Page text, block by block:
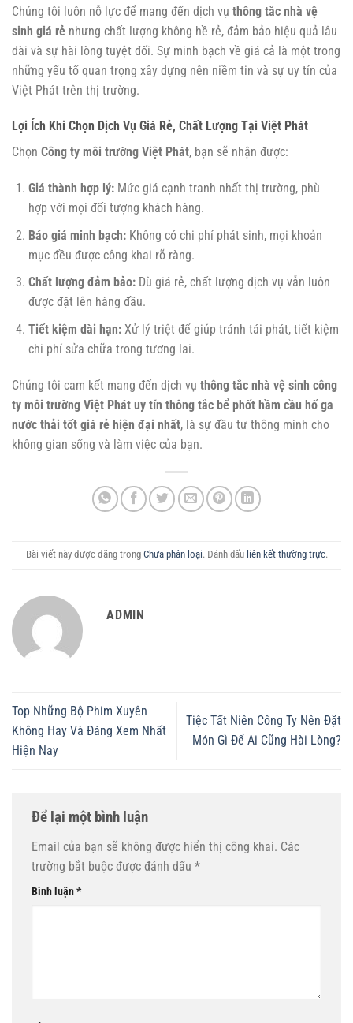
Chúng tôi luôn nỗ lực để mang đến dịch vụ thông tắc nhà vệ
sinh giá rẻ nhưng chất lượng không hề rẻ, đảm bảo hiệu quả lâu
dài và sự hài lòng tuyệt đối. Sự minh bạch về giá cả là một trong
những yếu tố quan trọng xây dựng nên niềm tin và sự uy tín của
Việt Phát trên thị trường.
Lợi Ích Khi Chọn Dịch Vụ Giá Rẻ, Chất Lượng Tại Việt Phát
Chọn Công ty môi trường Việt Phát, bạn sẽ nhận được:
Giá thành hợp lý:Mức giá cạnh tranh nhất thị trường, phù
hợp với mọi đối tượng khách hàng.
Báo giá minh bạch:Không có chi phí phát sinh, mọi khoản
mục đều được công khai rõ ràng.
Chất lượng đảm bảo:Dù giá rẻ, chất lượng dịch vụ vẫn luôn
được đặt lên hàng đầu.
Tiết kiệm dài hạn:Xử lý triệt để giúp tránh tái phát, tiết kiệm
chi phí sửa chữa trong tương lai.
Chúng tôi cam kết mang đến dịch vụ thông tắc nhà vệ sinh công
ty môi trường Việt Phát uy tín thông tắc bể phốt hầm cầu hố ga
nước thải tốt giá rẻ hiện đại nhất, là sự đầu tư thông minh cho
không gian sống và làm việc của bạn.
Bài viết này được đăng trong Chưa phân loại. Đánh dấu liên kết thường trực.
ADMIN
Top Những Bộ Phim Xuyên
Không Hay Và Đáng Xem Nhất
Hiện Nay
Tiệc Tất Niên Công Ty Nên Đặt
Món Gì Để Ai Cũng Hài Lòng?
Để lại một bình luận
Email của bạn sẽ không được hiển thị công khai. Các
trường bắt buộc được đánh dấu *
Bình luận*